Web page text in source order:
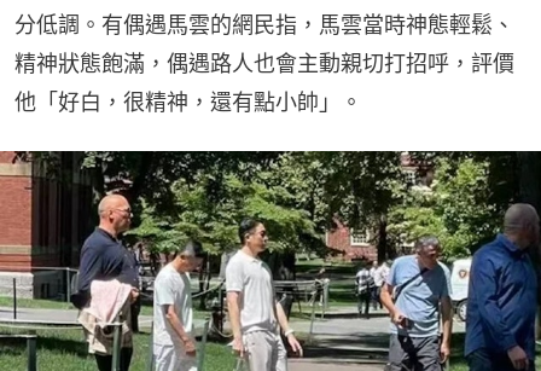
分低調。有偶遇馬雲的網民指，馬雲當時神態輕鬆、
精神狀態飽滿，偶遇路人也會主動親切打招呼，評價
他「好白，很精神，還有點小帥」。